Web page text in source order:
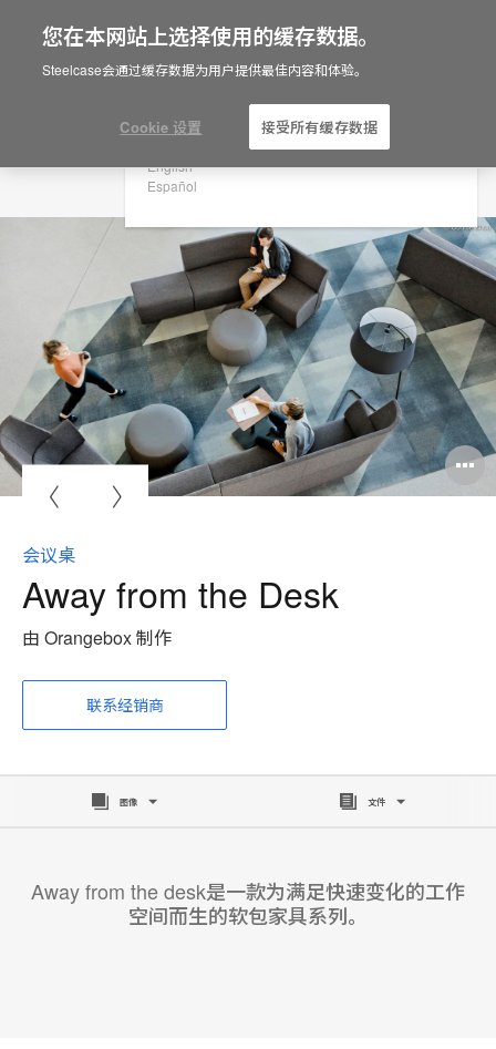
Are you in United States?
English
Español
会议桌
Away from the Desk
由 Orangebox 制作
联系经销商
图像 文件
Away from the desk是一款为满足快速变化的工作
空间而生的软包家具系列。
您在本网站上选择使用的缓存数据。
Steelcase会通过缓存数据为用户提供最佳内容和体验。
Cookie 设置 接受所有缓存数据